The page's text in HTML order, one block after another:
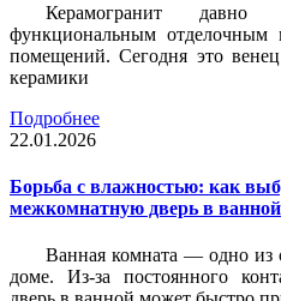
Керамогранит
функциональным отделочным
помещений. Сегодня это
керамики
Подробнее
22.01.2026
Борьба с влажностью: как
межкомнатную дверь в ванной
Ванная комната — одно
доме. Из-за постоянного